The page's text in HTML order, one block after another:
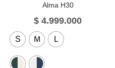
Alma H30
$ 4.999.000
S M L